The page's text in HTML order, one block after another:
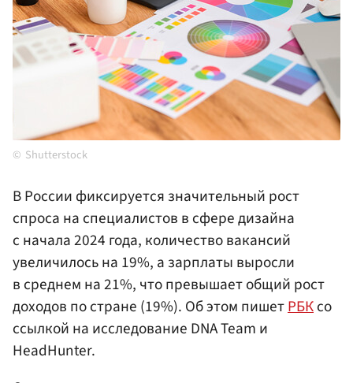
Shutterstock
В России фиксируется значительный рост
спроса на специалистов в сфере дизайна
с начала 2024 года, количество вакансий
увеличилось на 19%, а зарплаты выросли
в среднем на 21%, что превышает общий рост
доходов по стране (19%). Об этом пишетРБКсо
ссылкой на исследование DNA Team и
HeadHunter.